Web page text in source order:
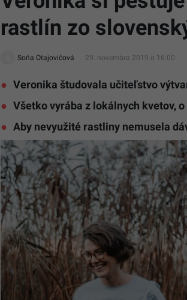
rastlín zo
Soňa Otajovičová 29. novembra 2019 o 16:00
Veronika študovala učiteľstvo
Všetko vyrába z lokálnych kvetov,
Aby nevyužité rastliny nemusela